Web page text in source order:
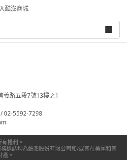
酷澎商城
義路五段7號13樓之1
02-5592-7298
權利。
標誌均為酷澎股份有限公司和/或其在美國和其
。